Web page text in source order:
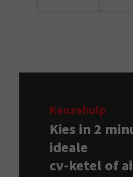
Keuzehulp
Kies in 2
ideale
cv-ketel of